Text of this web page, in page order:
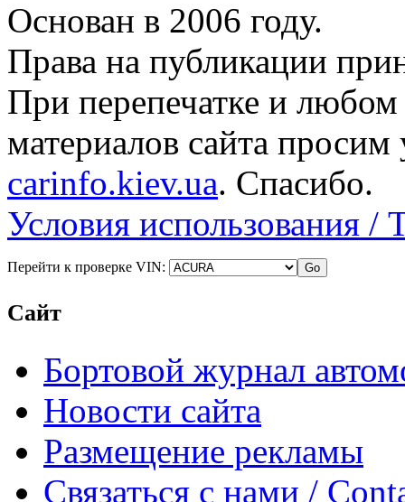
Основан в 2006 году.
Права на публикации
При перепечатке и
материалов сайта просим
carinfo.kiev.ua. Спасибо.
Условия использования /
Перейти к проверке VIN:
Сайт
Бортовой журнал
Новости сайта
Размещение рекламы
Связаться с нами /